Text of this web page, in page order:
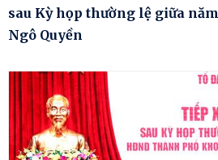
sau Kỳ họp thường lệ giữa
Ngô Quyền